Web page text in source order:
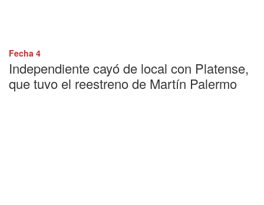
Fecha 4
Independiente cayó de local con Platense,
que tuvo el reestreno de Martín Palermo